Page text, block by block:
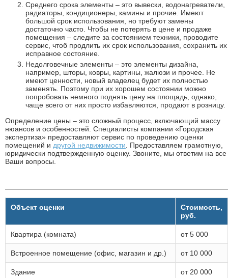
Среднего срока элементы – это вывески, водонагреватели,
радиаторы, кондиционеры, камины и прочие. Имеют
большой срок использования, но требуют замены
достаточно часто. Чтобы не потерять в цене и продаже
помещения – следите за состоянием техники, проводите
сервис, чтоб продлить их срок использования, сохранить их
исправное состояние.
Недолговечные элементы – это элементы дизайна,
например, шторы, ковры, картины, жалюзи и прочее. Не
имеют ценности, новый владелец будет их полностью
заменять. Поэтому при их хорошем состоянии можно
попробовать немного поднять цену на площадь, однако,
чаще всего от них просто избавляются, продают в розницу.
Определение цены – это сложный процесс, включающий массу
нюансов и особенностей. Специалисты компании «Городская
экспертиза» предоставляют сервис по проведению оценки
помещений и другой недвижимости. Предоставляем грамотную,
юридически подтвержденную оценку. Звоните, мы ответим на все
Ваши вопросы.
Объект оценки
Стоимость,
руб.
Квартира (комната) от 5 000
Встроенное помещение (офис, магазин и др.) от 10 000
Здание от 20 000